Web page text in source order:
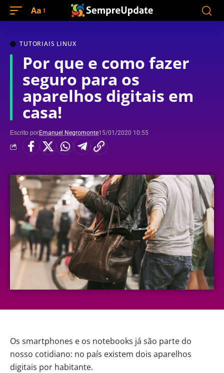
Aa
TUTORIAIS LINUX
Por que e como fazer
seguro para os
aparelhos digitais em
casa!
Escrito porEmanuel Negromonte15/01/2020 10:55
Os smartphones e os notebooks já são parte do
nosso cotidiano: no país existem dois aparelhos
digitais por habitante.